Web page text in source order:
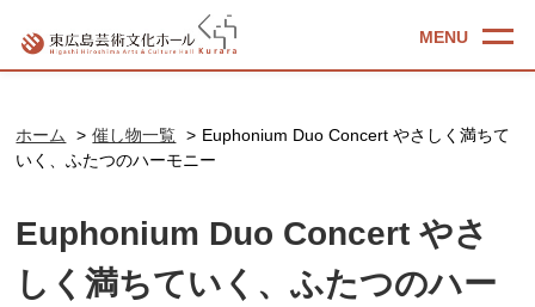
ホーム 催し物一覧
Euphonium Duo Concert やさしく満ちて
いく、ふたつのハーモニー
Euphonium Duo Concert やさ
しく満ちていく、ふたつのハー